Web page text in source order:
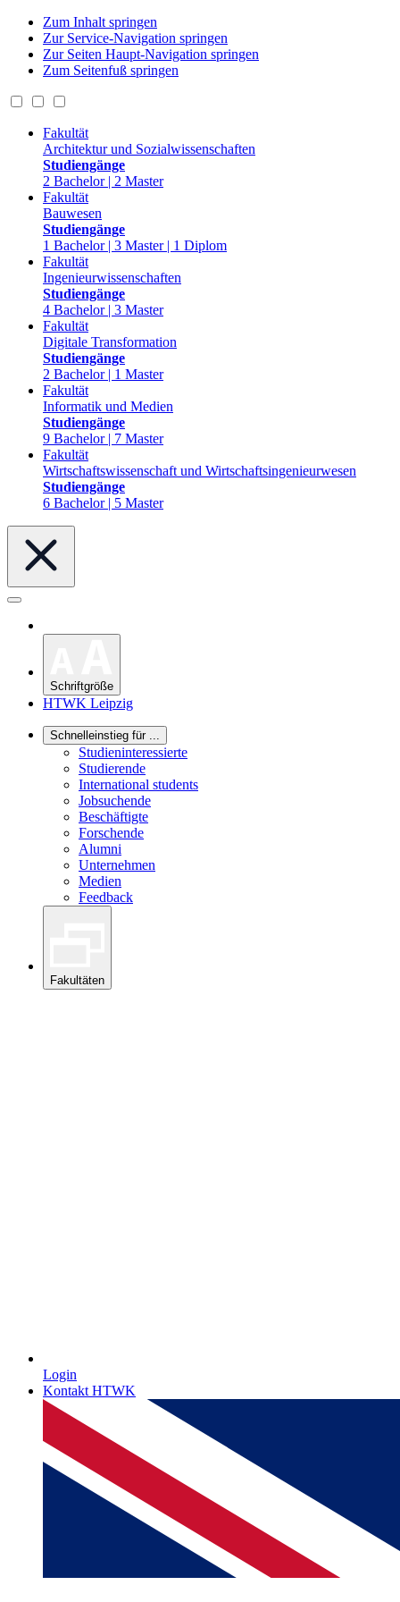
Zum Inhalt springen
Zur Service-Navigation springen
Zur Seiten Haupt-Navigation springen
Zum Seitenfuß springen
Fakultät
Architektur und Sozialwissenschaften
Studiengänge
2 Bachelor | 2 Master
Fakultät
Bauwesen
Studiengänge
1 Bachelor | 3 Master | 1 Diplom
Fakultät
Ingenieurwissenschaften
Studiengänge
4 Bachelor | 3 Master
Fakultät
Digitale Transformation
Studiengänge
2 Bachelor | 1 Master
Fakultät
Informatik und Medien
Studiengänge
9 Bachelor | 7 Master
Fakultät
Wirtschaftswissenschaft und Wirtschaftsingenieurwesen
Studiengänge
6 Bachelor | 5 Master
Schriftgröße
HTWK Leipzig
Schnelleinstieg für ...
Studieninteressierte
Studierende
International students
Jobsuchende
Beschäftigte
Forschende
Alumni
Unternehmen
Medien
Feedback
Fakultäten
Login
Kontakt HTWK